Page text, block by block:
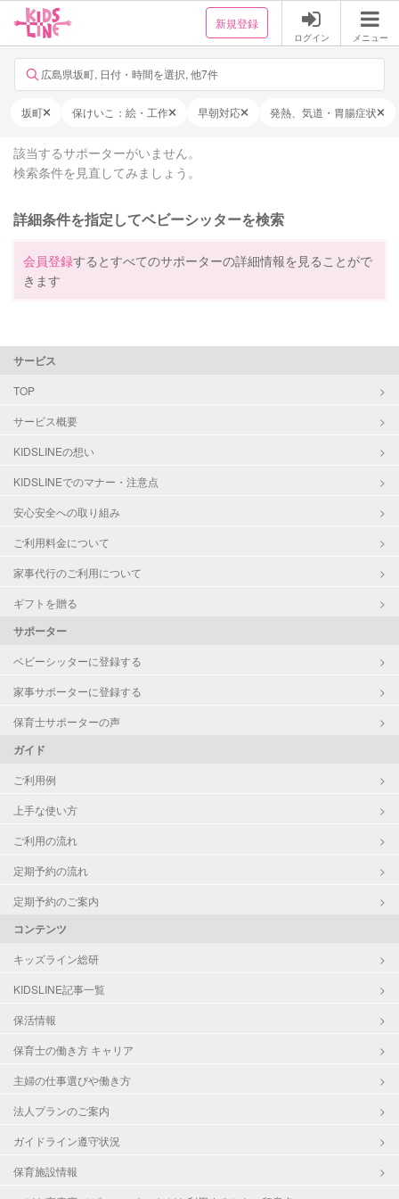
新規登録
ログイン メニュー
広島県坂町, 日付・時間を選択, 他7件
坂町 保けいこ：絵・工作 早朝対応 発熱、気道・胃腸症状
該当するサポーターがいません。
検索条件を見直してみましょう。
詳細条件を指定してベビーシッターを検索
会員登録するとすべてのサポーターの詳細情報を見ることがで
きます
サービス
TOP
サービス概要
KIDSLINEの想い
KIDSLINEでのマナー・注意点
安心安全への取り組み
ご利用料金について
家事代行のご利用について
ギフトを贈る
サポーター
ベビーシッターに登録する
家事サポーターに登録する
保育士サポーターの声
ガイド
ご利用例
上手な使い方
ご利用の流れ
定期予約の流れ
定期予約のご案内
コンテンツ
キッズライン総研
KIDSLINE記事一覧
保活情報
保育士の働き方 キャリア
主婦の仕事選びや働き方
法人プランのご案内
ガイドライン遵守状況
保育施設情報